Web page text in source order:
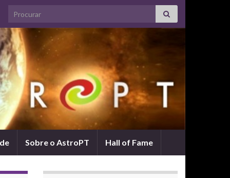
Search for:
Sobre o AstroPT Hall of Fame